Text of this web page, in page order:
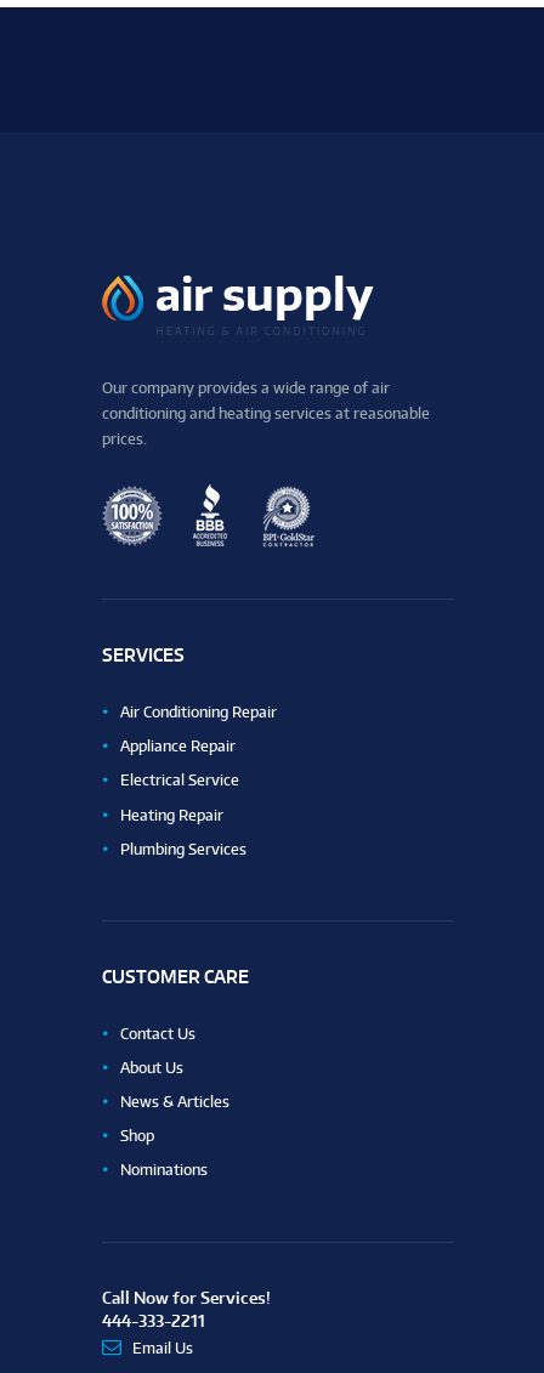
Our company provides a wide range of air
conditioning and heating services at reasonable
prices.
SERVICES
Air Conditioning Repair
Appliance Repair
Electrical Service
Heating Repair
Plumbing Services
CUSTOMER CARE
Contact Us
About Us
News & Articles
Shop
Nominations
Call Now for Services!
444-333-2211
Email Us